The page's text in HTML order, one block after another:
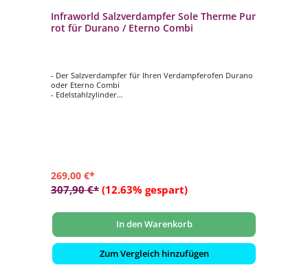
Infraworld Salzverdampfer Sole Therme Pur
rot für Durano / Eterno Combi
- Der Salzverdampfer für Ihren Verdampferofen Durano
oder Eterno Combi
- Edelstahlzylinder
269,00 €*
307,90 €* (12.63% gespart)
In den Warenkorb
Zum Vergleich hinzufügen